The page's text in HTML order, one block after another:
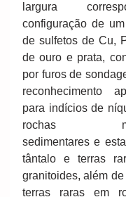
largura
configuração de
de sulfetos de Cu,
de ouro e prata,
por furos de
reconhecimento
para indícios de
rochas
sedimentares e
tântalo e terras
granitoides, além
terras raras em